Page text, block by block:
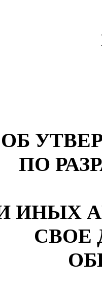
ОБ
ПО
ИНЫХ
СВОЕ